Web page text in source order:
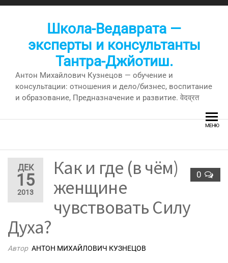
Перейти
Школа-Ведаврата —
эксперты и консультанты
Тантра-Джйотиш.
Антон Михайлович Кузнецов — обучение и
консультации: отношения и дело/бизнес, воспитание
и образование, Предназначение и развитие. वेदव्रत
МЕНЮ
ДЕК
15
2013
0
Как и где (в чём)
женщине
чувствовать Силу
Духа?
Автор АНТОН МИХАЙЛОВИЧ КУЗНЕЦОВ